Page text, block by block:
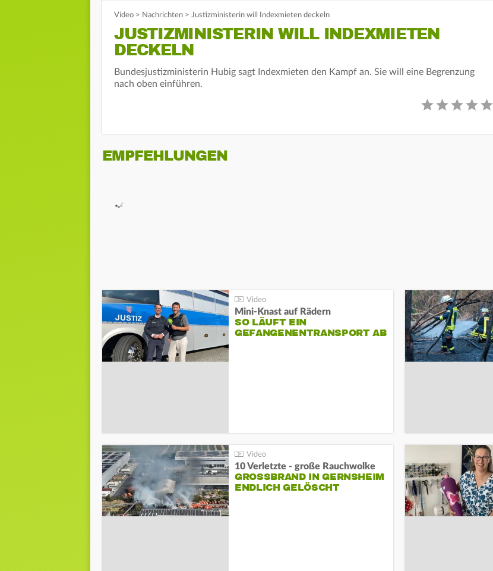
Video > Nachrichten > Justizministerin will Indexmieten deckeln
JUSTIZMINISTERIN WILL INDEXMIETEN
DECKELN
Bundesjustizministerin Hubig sagt Indexmieten den Kampf an. Sie will eine Begrenzung
nach oben einführen.
EMPFEHLUNGEN
Mini-Knast auf Rädern
SO LÄUFT EIN
GEFANGENENTRANSPORT AB
10 Verletzte - große Rauchwolke
GROSSBRAND IN GERNSHEIM E
NDLICH GELÖSCHT